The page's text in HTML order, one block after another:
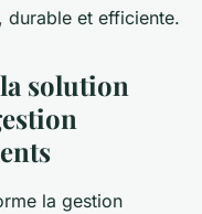
durable et efficiente.
solution
la gestion